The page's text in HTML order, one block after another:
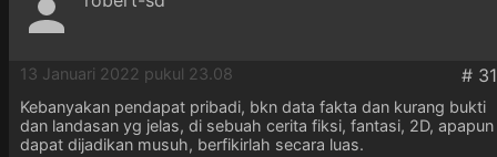
13 Januari 2022 pukul 23.08
Kebanyakan pendapat pribadi, bkn data fakta dan kurang bukti
dan landasan yg jelas, di sebuah cerita fiksi, fantasi, 2D, apapun
dapat dijadikan musuh, berfikirlah secara luas.